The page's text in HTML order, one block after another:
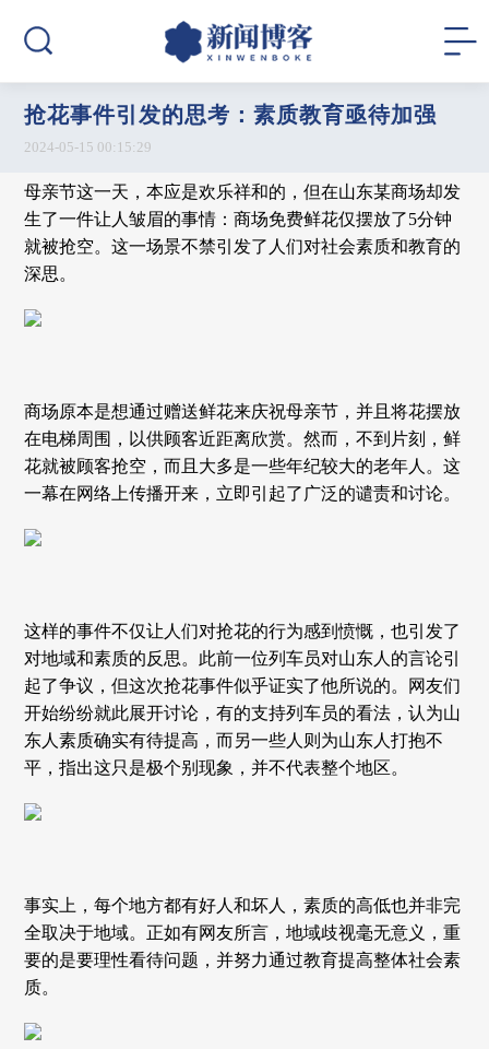
抢花事件引发的思考：素质教育亟待加强
2024-05-15 00:15:29
母亲节这一天，本应是欢乐祥和的，但在山东某商场却发
生了一件让人皱眉的事情：商场免费鲜花仅摆放了5分钟
就被抢空。这一场景不禁引发了人们对社会素质和教育的
深思。
商场原本是想通过赠送鲜花来庆祝母亲节，并且将花摆放
在电梯周围，以供顾客近距离欣赏。然而，不到片刻，鲜
花就被顾客抢空，而且大多是一些年纪较大的老年人。这
一幕在网络上传播开来，立即引起了广泛的谴责和讨论。
这样的事件不仅让人们对抢花的行为感到愤慨，也引发了
对地域和素质的反思。此前一位列车员对山东人的言论引
起了争议，但这次抢花事件似乎证实了他所说的。网友们
开始纷纷就此展开讨论，有的支持列车员的看法，认为山
东人素质确实有待提高，而另一些人则为山东人打抱不
平，指出这只是极个别现象，并不代表整个地区。
事实上，每个地方都有好人和坏人，素质的高低也并非完
全取决于地域。正如有网友所言，地域歧视毫无意义，重
要的是要理性看待问题，并努力通过教育提高整体社会素
质。